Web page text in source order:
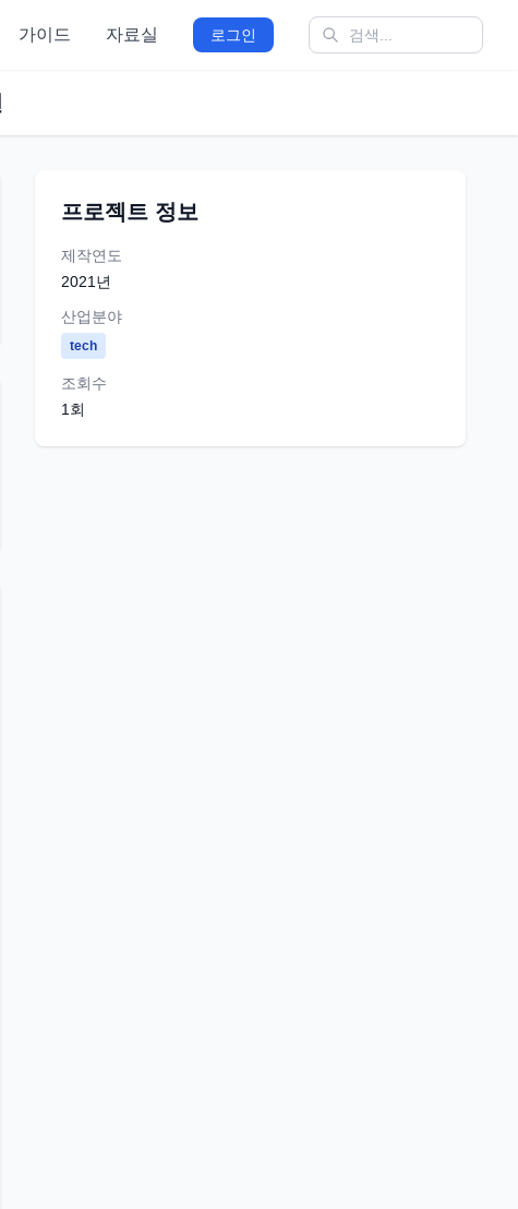
가이드 자료실 로그인
프로젝트 정보
제작연도
2021 년
산업분야
tech
조회수
1 회